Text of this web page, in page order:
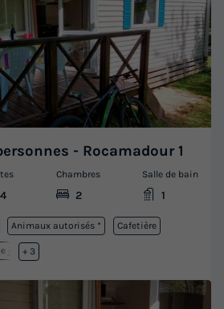
- Rocamadour 1
4
Chambres
2
Salle de bain
1
Animaux autorisés * Cafetière
jardin
+ 3